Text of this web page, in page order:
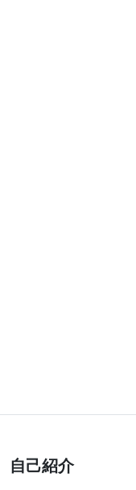
自己紹介